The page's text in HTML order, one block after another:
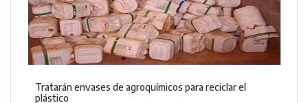
Tratarán envases de agroquímicos para reciclar el
plástico